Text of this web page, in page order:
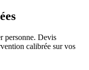
personne. Devis
calibrée sur vos